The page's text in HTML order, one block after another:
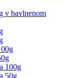
v bavlnenom
100g
50g